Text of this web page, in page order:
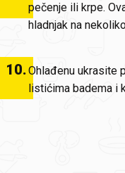
pečenje ili krpe.
hladnjak na
10.Ohlađenu ukrasite
listićima badema i